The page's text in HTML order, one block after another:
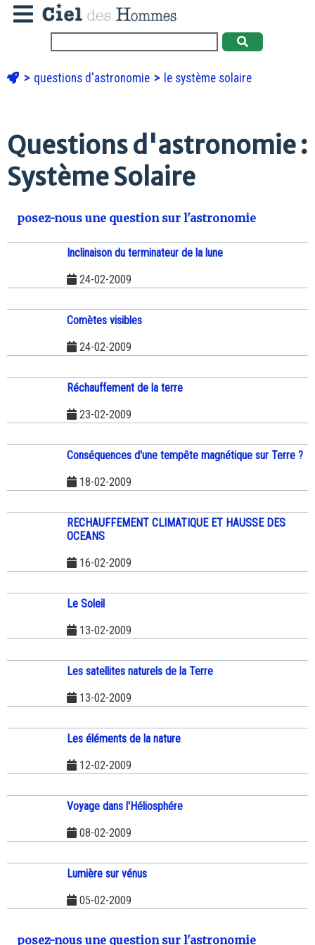
questions d'astronomie le système solaire
Questions d'astronomie :
Système Solaire
posez-nous une question sur l'astronomie
Inclinaison du terminateur de la lune
24-02-2009
Comètes visibles
24-02-2009
Réchauffement de la terre
23-02-2009
Conséquences d'une tempête magnétique sur Terre ?
18-02-2009
RECHAUFFEMENT CLIMATIQUE ET HAUSSE DES
OCEANS
16-02-2009
Le Soleil
13-02-2009
Les satellites naturels de la Terre
13-02-2009
Les éléments de la nature
12-02-2009
Voyage dans l'Héliosphére
08-02-2009
Lumière sur vénus
05-02-2009
posez-nous une question sur l'astronomie